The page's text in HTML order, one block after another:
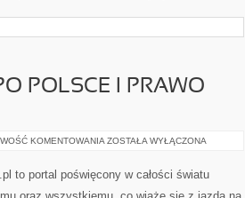
POLSCE I PRAWO
KOMENTOWANIA PODRÓŻE
I
ZOSTAŁA WYŁĄCZONA
to portal poświęcony w całości światu